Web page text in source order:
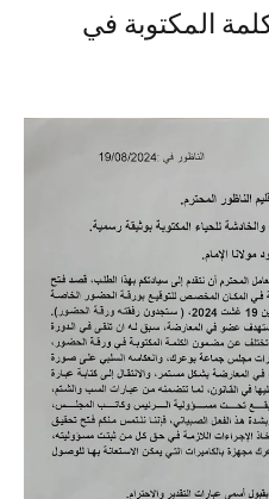
المكتوبة في